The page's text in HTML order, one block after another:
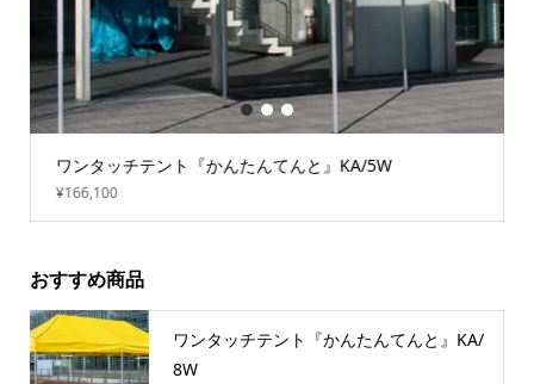
ワンタッチテント『かんたんてんと』KA/5W
¥166,100
1 2 3
おすすめ商品
ワンタッチテント『かんたんてんと』KA/
8W